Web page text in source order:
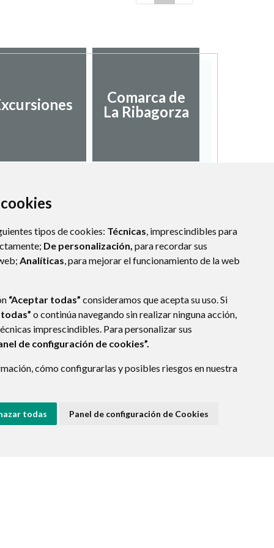
tipos de cookies: Técnicas, imprescindibles para
De personalización, para recordar sus
Analíticas, para mejorar el funcionamiento de la web
“Aceptar todas” consideramos que acepta su uso. Si
o continúa navegando sin realizar ninguna acción,
imprescindibles. Para personalizar sus
de configuración de cookies”.
cómo configurarlas y posibles riesgos en nuestra
todas Panel de configuración de Cookies
Comarca de
La Ribagorza